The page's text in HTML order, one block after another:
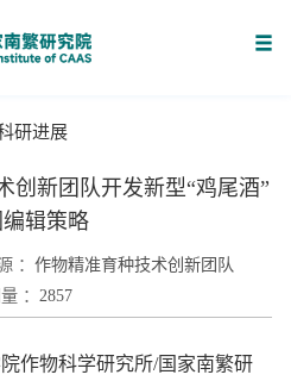
研进展
创新团队开发新型“鸡尾酒”
辑策略
： 作物精准育种技术创新团队
： 2857
作物科学研究所/国家南繁研